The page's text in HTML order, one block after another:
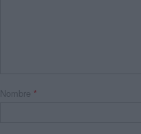
Nombre *